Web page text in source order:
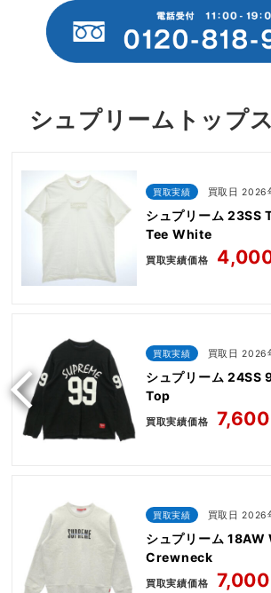
シュプリームトップ
買取実績 買取日 2026
シュプリーム 23SS
Tee White
買取実績価格
買取実績 買取日 2026
シュプリーム 24SS
Top
買取実績価格 7,600
買取実績 買取日 2026
シュプリーム
Crewneck
買取実績価格 7,000